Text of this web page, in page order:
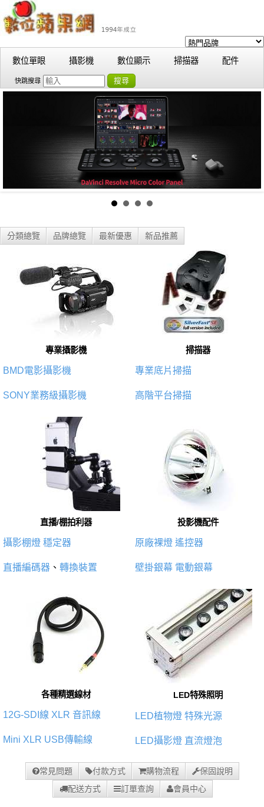
數位單眼 攝影機 數位顯示 掃描器 配件
快跳搜尋 搜尋
分類總覽 品牌總覽 最新優惠 新品推薦
專業攝影機
BMD電影攝影機
SONY業務級攝影機
掃描器
專業底片掃描
高階平台掃描
直播/棚拍利器
攝影棚燈 穩定器
直播編碼器 、 轉換裝置
投影機配件
原廠裸燈 遙控器
壁掛銀幕 電動銀幕
各種精選線材
12G-SDI線 XLR 音訊線
Mini XLR USB傳輸線
LED特殊照明
LED植物燈 特殊光源
LED攝影燈 直流燈泡
常見問題 付款方式 購物流程
保固說明
配送方式
訂單查詢 會員中心